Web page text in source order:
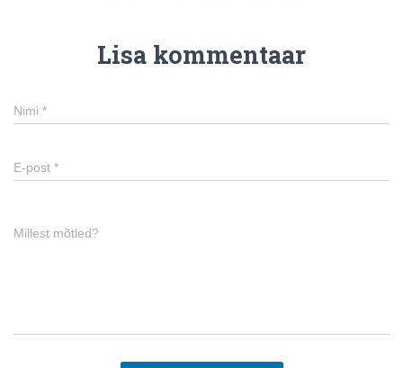
Lisa kommentaar
Nimi *
E-post *
Millest mõtled?